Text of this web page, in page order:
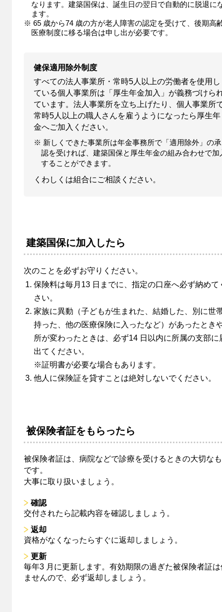
なります。建築国保は、誕生日の翌日で自動的に脱退に
ます。
※ 65 歳から74 歳の方が老人障害の認定を受けて、後期高
医療制度に移る場合は申し出が必要です。
健保適用除外制度
すべての法人事業所・常時5人以上の労働者を使用し
ている個人事業所は「厚生年金加入」が義務づけら
ています。法人事業所を立ち上げたり、個人事業所
常時5人以上の職人さんを雇うようになったら厚生年
金へご加入ください。
※ 新しくできた事業所は年金事務所で「適用除外」の承
認を受ければ、建築国保と厚生年金の組み合わせで加
することができます。
くわしくは組合にご相談ください。
建築国保に加入したら
次のことを必ずお守りください。
保険料は毎月13 日までに、指定の口座へ必ず納めて
さい。
家族に異動（子どもが生まれた、結婚した、別に世
持った、他の医療保険に入ったなど）があったとき
所が変わったときは、必ず14 日以内に所属の支部に
出てください。
※証明書が必要な場合もあります。
他人に保険証を貸すことは絶対しないでください。
被保険者証をもらったら
被保険者証は、病院などで診療を受けるときの大切な
です。
大事に取り扱いましょう。
確認
交付されたら記載内容を確認しましょう。
返却
資格がなくなったらすぐに返却しましょう。
更新
毎年3 月に更新します。有効期限の過ぎた被保険者証
ませんので、必ず返却しましょう。